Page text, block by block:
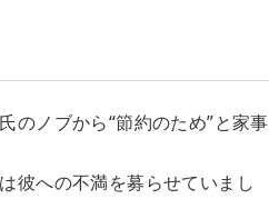
t
e
のノブから“節約のため”と家事
彼への不満を募らせていまし